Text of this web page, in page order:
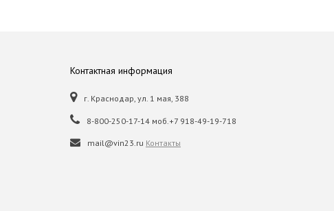
Контактная информация
г. Краснодар, ул. 1 мая, 388
8-800-250-17-14 моб.+7 918-49-19-718
mail@vin23.ru Контакты